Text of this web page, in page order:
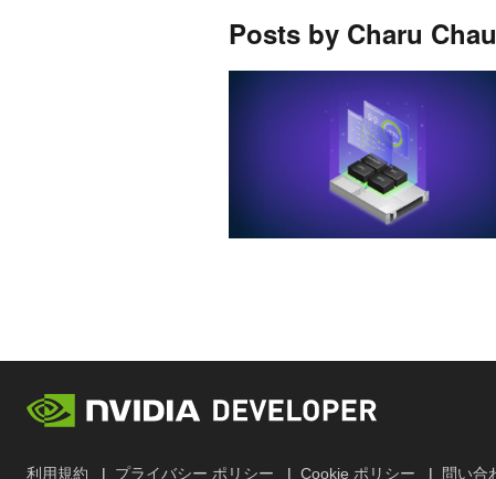
Posts by Charu
利用規約 プライバシー ポリシー Cookie ポリシー 問い合